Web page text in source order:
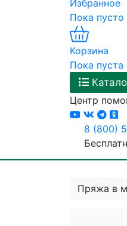
Избранное
Пока пусто
Корзина
Пока пуста
Центр
8 (800)
Пряжа в